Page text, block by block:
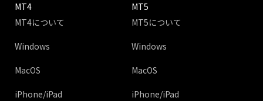
MT4
MT4について
Windows
MacOS
iPhone/iPad
MT5
MT5について
Windows
MacOS
iPhone/iPad